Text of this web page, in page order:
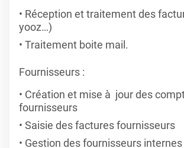
Réception et traitement des
yooz…)
Traitement boite mail.
Fournisseurs :
Création et mise à jour des
fournisseurs
Saisie des factures fournisseurs
Gestion des fournisseurs internes